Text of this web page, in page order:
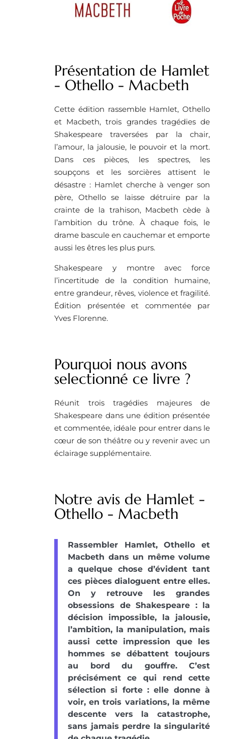
Présentation de Hamlet
- Othello - Macbeth
Cette édition rassemble Hamlet, Othello
et Macbeth, trois grandes tragédies de
Shakespeare traversées par la chair,
l’amour, la jalousie, le pouvoir et la mort.
Dans ces pièces, les spectres, les
soupçons et les sorcières attisent le
désastre : Hamlet cherche à venger son
père, Othello se laisse détruire par la
crainte de la trahison, Macbeth cède à
l’ambition du trône. À chaque fois, le
drame bascule en cauchemar et emporte
aussi les êtres les plus purs.
Shakespeare y montre avec force
l’incertitude de la condition humaine,
entre grandeur, rêves, violence et fragilité.
Édition présentée et commentée par
Yves Florenne.
Pourquoi nous avons
selectionné ce livre ?
Réunit trois tragédies majeures de
Shakespeare dans une édition présentée
et commentée, idéale pour entrer dans le
cœur de son théâtre ou y revenir avec un
éclairage supplémentaire.
Notre avis de Hamlet -
Othello - Macbeth
Rassembler Hamlet, Othello et
Macbeth dans un même volume
a quelque chose d’évident tant
ces pièces dialoguent entre elles.
On y retrouve les grandes
obsessions de Shakespeare : la
décision impossible, la jalousie,
l’ambition, la manipulation, mais
aussi cette impression que les
hommes se débattent toujours
au bord du gouffre. C’est
précisément ce qui rend cette
sélection si forte : elle donne à
voir, en trois variations, la même
descente vers la catastrophe,
sans jamais perdre la singularité